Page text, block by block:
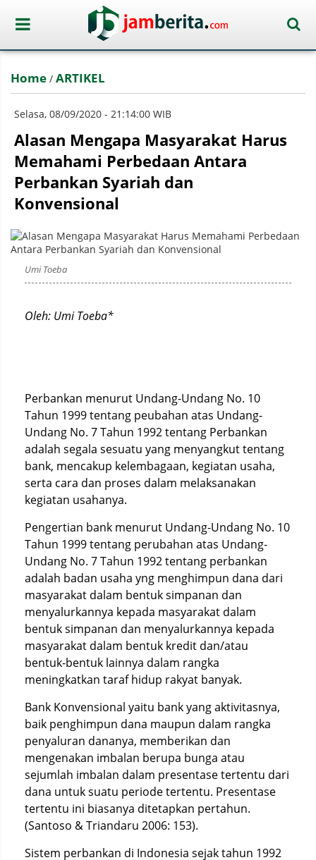
Home / ARTIKEL
Selasa, 08/09/2020 - 21:14:00 WIB
Alasan Mengapa Masyarakat Harus
Memahami Perbedaan Antara
Perbankan Syariah dan
Konvensional
Umi Toeba
Oleh: Umi Toeba*
Perbankan menurut Undang-Undang No. 10
Tahun 1999 tentang peubahan atas Undang-
Undang No. 7 Tahun 1992 tentang Perbankan
adalah segala sesuatu yang menyangkut tentang
bank, mencakup kelembagaan, kegiatan usaha,
serta cara dan proses dalam melaksanakan
kegiatan usahanya.
Pengertian bank menurut Undang-Undang No. 10
Tahun 1999 tentang perubahan atas Undang-
Undang No. 7 Tahun 1992 tentang perbankan
adalah badan usaha yng menghimpun dana dari
masyarakat dalam bentuk simpanan dan
menyalurkannya kepada masyarakat dalam
bentuk simpanan dan menyalurkannya kepada
masyarakat dalam bentuk kredit dan/atau
bentuk-bentuk lainnya dalam rangka
meningkatkan taraf hidup rakyat banyak.
Bank Konvensional yaitu bank yang aktivitasnya,
baik penghimpun dana maupun dalam rangka
penyaluran dananya, memberikan dan
mengenakan imbalan berupa bunga atau
sejumlah imbalan dalam presentase tertentu dari
dana untuk suatu periode tertentu. Presentase
tertentu ini biasanya ditetapkan pertahun.
(Santoso & Triandaru 2006: 153).
Sistem perbankan di Indonesia sejak tahun 1992